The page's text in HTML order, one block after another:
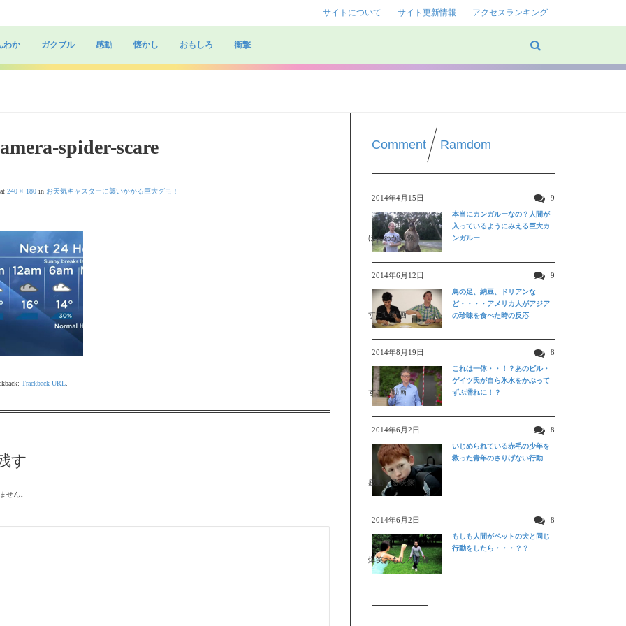
サイトについて サイト更新情報 アクセスランキング
わか ガクブル 感動 懐かし おもしろ 衝撃
spider-scare
240 × 180 in お天気キャスターに襲いかかる巨大グモ！
Trackback URL
す
せん。
Comment Ramdom
2014年4月15日 9
ほんわか映像
本当にカンガルーなの？人間が
入っているようにみえる巨大カ
ンガルー
2014年6月12日 9
すごい動画
鳥の足、納豆、ドリアンな
ど・・・・アメリカ人がアジア
の珍味を食べた時の反応
2014年8月19日 8
すごい動画
これは一体・・！？あのビル・
ゲイツ氏が自ら氷水をかぶって
ずぶ濡れに！？
2014年6月2日 8
感動する映像
いじめられている赤毛の少年を
救った青年のさりげない行動
2014年6月2日 8
爆笑おもしろ映像
もしも人間がペットの犬と同じ
行動をしたら・・・？？